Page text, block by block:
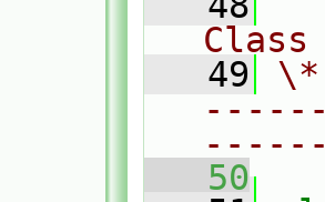
   49
   50